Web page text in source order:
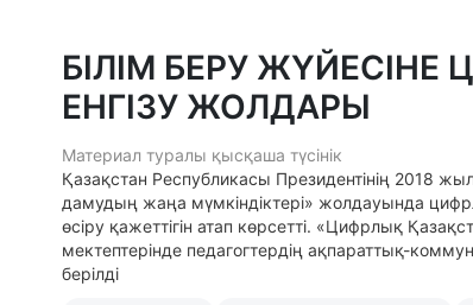
БІЛІМ БЕРУ
ЕНГІЗУ ЖОЛДАРЫ
Материал туралы қысқаша түсінік
Қазақстан Республикасы Президентінің 2018
дамудың жаңа мүмкіндіктері» жолдауында
өсіру қажеттігін атап көрсетті. «Цифрлық
мектептерінде педагогтердің ақпараттық-
берілді